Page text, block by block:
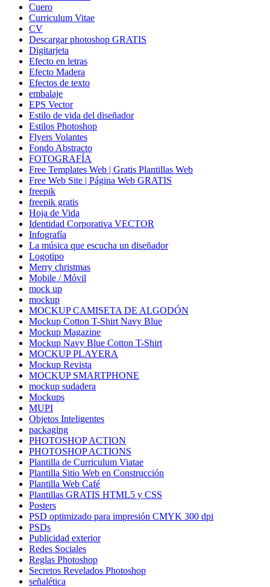
Cuero
Curriculum Vitae
CV
Descargar photoshop GRATIS
Digitarjeta
Efecto en letras
Efecto Madera
Efectos de texto
embalaje
EPS Vector
Estilo de vida del diseñador
Estilos Photoshop
Flyers Volantes
Fondo Abstracto
FOTOGRAFÍA
Free Templates Web | Gratis Plantillas Web
Free Web Site | Página Web GRATIS
freepik
freepik gratis
Hoja de Vida
Identidad Corporativa VECTOR
Infografía
La música que escucha un diseñador
Logotipo
Merry christmas
Mobile / Móvil
mock up
mockup
MOCKUP CAMISETA DE ALGODÓN
Mockup Cotton T-Shirt Navy Blue
Mockup Magazine
Mockup Navy Blue Cotton T-Shirt
MOCKUP PLAYERA
Mockup Revista
MOCKUP SMARTPHONE
mockup sudadera
Mockups
MUPI
Objetos Inteligentes
packaging
PHOTOSHOP ACTION
PHOTOSHOP ACTIONS
Plantilla de Curriculum Viatae
Plantilla Sitio Web en Construcción
Plantilla Web Café
Plantillas GRATIS HTML5 y CSS
Posters
PSD optimizado para impresión CMYK 300 dpi
PSDs
Publicidad exterior
Redes Sociales
Reglas Photoshop
Secretos Revelados Photoshop
señalética